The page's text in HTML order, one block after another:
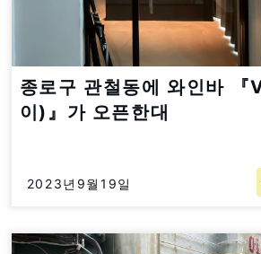
종로구 관철동에 와인바 『
이)』가 오픈한대
2023년9월19일